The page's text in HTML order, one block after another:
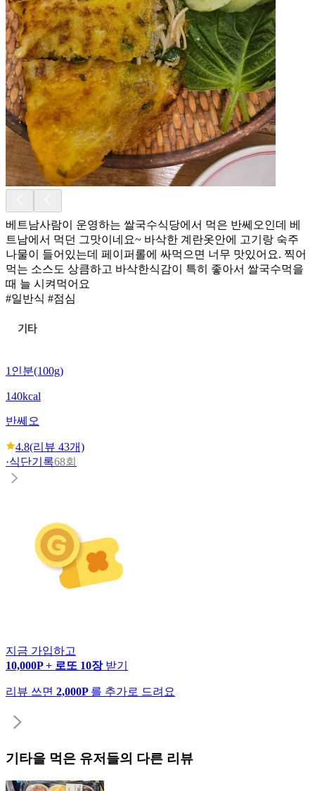
베트남사람이 운영하는 쌀국수식당에서 먹은 반쎄오인데 베
트남에서 먹던 그맛이네요~ 바삭한 계란옷안에 고기랑 숙주
나물이 들어있는데 페이퍼롤에 싸먹으면 너무 맛있어요. 찍어
먹는 소스도 상큼하고 바삭한식감이 특히 좋아서 쌀국수먹을
때 늘 시켜먹어요
#일반식 #점심
1인분(100g)
140kcal
반쎄오
4.8(리뷰 43개)
·식단기록68회
지금 가입하고
10,000P + 로또 10장 받기
리뷰 쓰면 2,000P 를 추가로 드려요
기타을 먹은 유저들의 다른 리뷰